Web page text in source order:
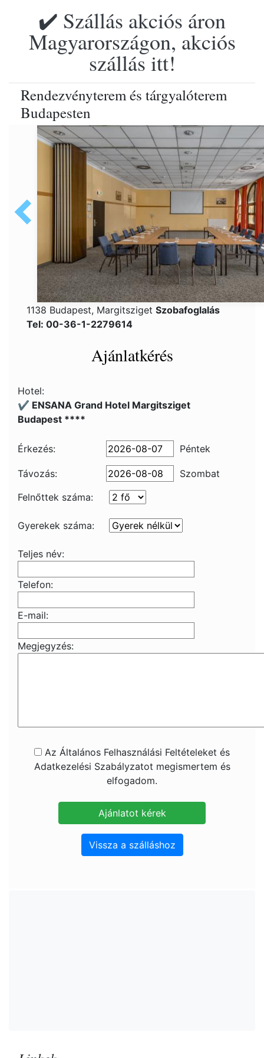
✔️ Szállás akciós áron
Magyarországon, akciós
szállás itt!
Rendezvényterem és tárgyalóterem
Budapesten
1138 Budapest, Margitsziget Szobafoglalás
Tel: 00-36-1-2279614
Ajánlatkérés
Hotel:
✔️ ENSANA Grand Hotel Margitsziget
Budapest ****
Érkezés: Péntek
Távozás:
Szombat
Felnőttek száma:
Gyerekek száma:
Teljes név:
Telefon:
E-mail:
Megjegyzés:
Az Általános Felhasználási Feltételeket és
Adatkezelési Szabályzatot megismertem és
elfogadom.
Vissza a szálláshoz